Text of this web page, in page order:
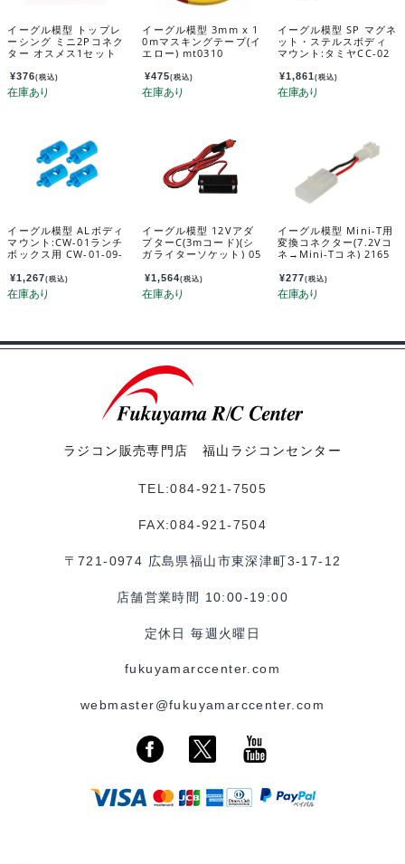
イーグル模型 トップレ
ーシング ミニ2Pコネク
ター オスメス1セット
¥376(税込)
イーグル模型 3mm x 1
0mマスキングテープ(イ
エロー) mt0310
¥475(税込)
イーグル模型 SP マグネ
ット・ステルスボディ
マウント:タミヤCC-02
¥1,861(税込)
イーグル模型 ALボディ
マウント:CW-01ランチ
ボックス用 CW-01-09-
¥1,267(税込)
イーグル模型 12Vアダ
プターC(3mコード)(シ
ガライターソケット) 05
¥1,564(税込)
イーグル模型 Mini-T用
変換コネクター(7.2Vコ
ネ→Mini-Tコネ) 2165
¥277(税込)
ラジコン販売専門店 福山ラジコンセンター
TEL:084-921-7505
FAX:084-921-7504
〒721-0974 広島県福山市東深津町3-17-12
店舗営業時間 10:00-19:00
定休日 毎週火曜日
fukuyamarccenter.com
webmaster@fukuyamarccenter.com